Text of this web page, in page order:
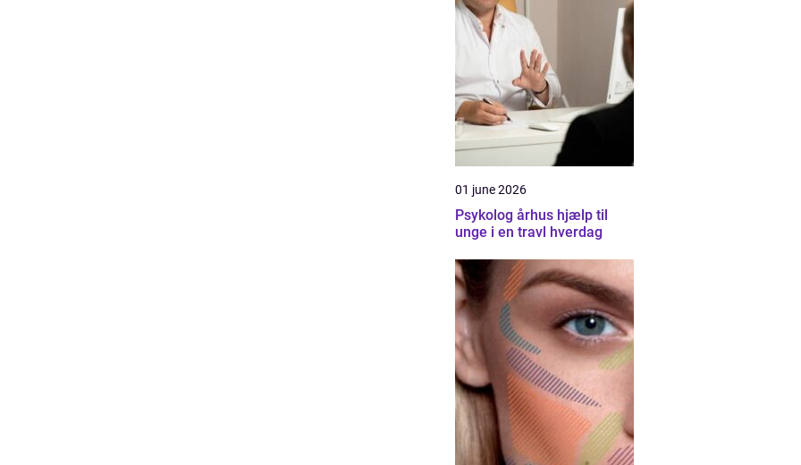
01 june 2026
Psykolog århus hjælp til
unge i en travl hverdag